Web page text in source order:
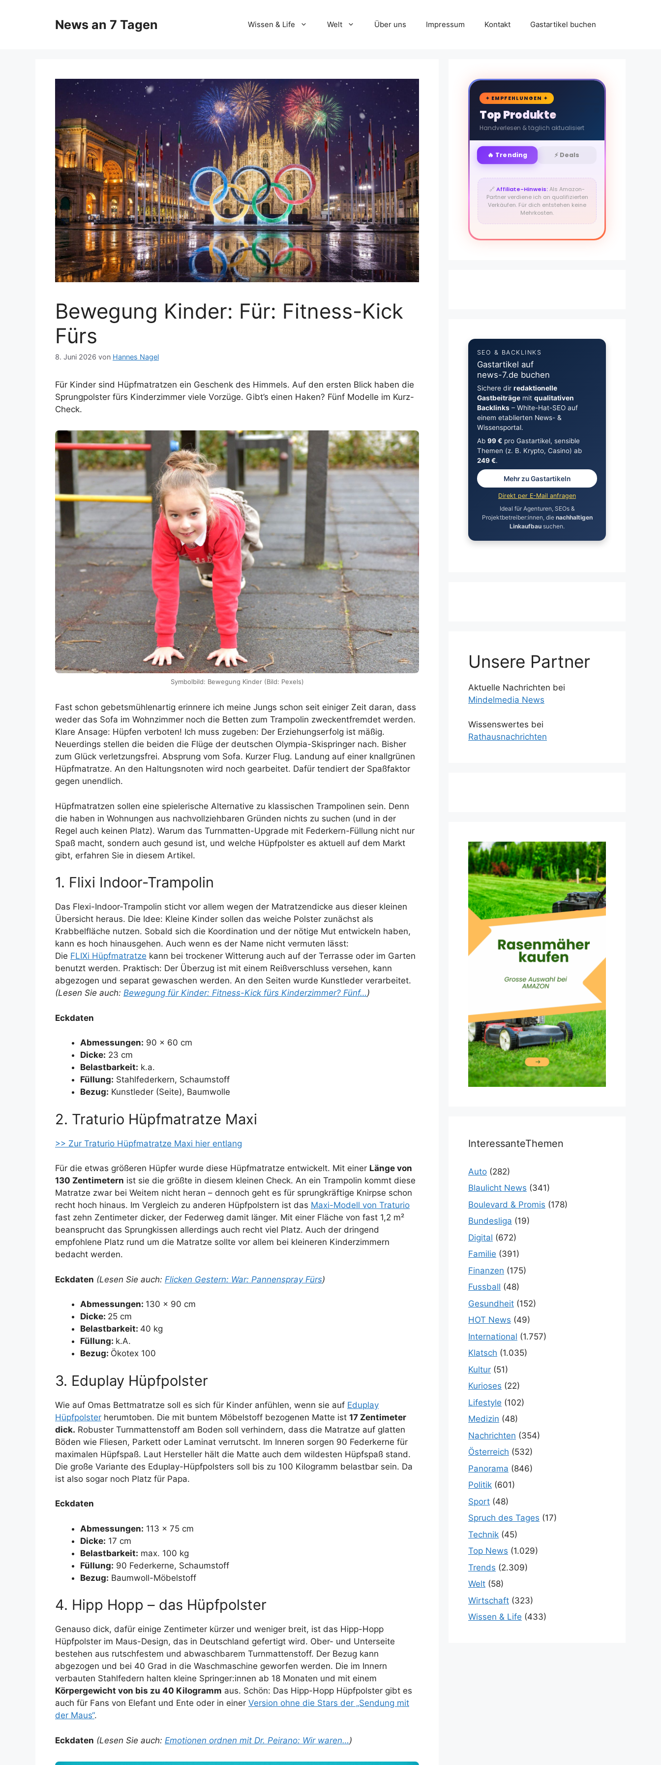
News an 7 Tagen Wissen & Life Welt Über uns Impressum Kontakt Gastartikel buchen
Bewegung Kinder: Für: Fitness-Kick
Fürs
8. Juni 2026 von Hannes Nagel
Für Kinder sind Hüpfmatratzen ein Geschenk des Himmels. Auf den ersten Blick haben die
Sprungpolster fürs Kinderzimmer viele Vorzüge. Gibt’s einen Haken? Fünf Modelle im Kurz-
Check.
Symbolbild: Bewegung Kinder (Bild: Pexels)
Fast schon gebetsmühlenartig erinnere ich meine Jungs schon seit einiger Zeit daran, dass
weder das Sofa im Wohnzimmer noch die Betten zum Trampolin zweckentfremdet werden.
Klare Ansage: Hüpfen verboten! Ich muss zugeben: Der Erziehungserfolg ist mäßig.
Neuerdings stellen die beiden die Flüge der deutschen Olympia-Skispringer nach. Bisher
zum Glück verletzungsfrei. Absprung vom Sofa. Kurzer Flug. Landung auf einer knallgrünen
Hüpfmatratze. An den Haltungsnoten wird noch gearbeitet. Dafür tendiert der Spaßfaktor
gegen unendlich.
Hüpfmatratzen sollen eine spielerische Alternative zu klassischen Trampolinen sein. Denn
die haben in Wohnungen aus nachvollziehbaren Gründen nichts zu suchen (und in der
Regel auch keinen Platz). Warum das Turnmatten-Upgrade mit Federkern-Füllung nicht nur
Spaß macht, sondern auch gesund ist, und welche Hüpfpolster es aktuell auf dem Markt
gibt, erfahren Sie in diesem Artikel.
1. Flixi Indoor-Trampolin
Das Flexi-Indoor-Trampolin sticht vor allem wegen der Matratzendicke aus dieser kleinen
Übersicht heraus. Die Idee: Kleine Kinder sollen das weiche Polster zunächst als
Krabbelfläche nutzen. Sobald sich die Koordination und der nötige Mut entwickeln haben,
kann es hoch hinausgehen. Auch wenn es der Name nicht vermuten lässt:
Die FLIXi Hüpfmatratze kann bei trockener Witterung auch auf der Terrasse oder im Garten
benutzt werden. Praktisch: Der Überzug ist mit einem Reißverschluss versehen, kann
abgezogen und separat gewaschen werden. An den Seiten wurde Kunstleder verarbeitet.
(Lesen Sie auch: Bewegung für Kinder: Fitness-Kick fürs Kinderzimmer? Fünf…)
Eckdaten
Abmessungen: 90 x 60 cm
Dicke: 23 cm
Belastbarkeit: k.a.
Füllung: Stahlfederkern, Schaumstoff
Bezug: Kunstleder (Seite), Baumwolle
2. Traturio Hüpfmatratze Maxi
>> Zur Traturio Hüpfmatratze Maxi hier entlang
Für die etwas größeren Hüpfer wurde diese Hüpfmatratze entwickelt. Mit einer Länge von
130 Zentimetern ist sie die größte in diesem kleinen Check. An ein Trampolin kommt diese
Matratze zwar bei Weitem nicht heran – dennoch geht es für sprungkräftige Knirpse schon
recht hoch hinaus. Im Vergleich zu anderen Hüpfpolstern ist das Maxi-Modell von Traturio
fast zehn Zentimeter dicker, der Federweg damit länger. Mit einer Fläche von fast 1,2 m²
beansprucht das Sprungkissen allerdings auch recht viel Platz. Auch der dringend
empfohlene Platz rund um die Matratze sollte vor allem bei kleineren Kinderzimmern
bedacht werden.
Eckdaten (Lesen Sie auch: Flicken Gestern: War: Pannenspray Fürs)
Abmessungen: 130 x 90 cm
Dicke: 25 cm
Belastbarkeit: 40 kg
Füllung: k.A.
Bezug: Ökotex 100
3. Eduplay Hüpfpolster
Wie auf Omas Bettmatratze soll es sich für Kinder anfühlen, wenn sie auf Eduplay
Hüpfpolster herumtoben. Die mit buntem Möbelstoff bezogenen Matte ist 17 Zentimeter
dick. Robuster Turnmattenstoff am Boden soll verhindern, dass die Matratze auf glatten
Böden wie Fliesen, Parkett oder Laminat verrutscht. Im Inneren sorgen 90 Federkerne für
maximalen Hüpfspaß. Laut Hersteller hält die Matte auch dem wildesten Hüpfspaß stand.
Die große Variante des Eduplay-Hüpfpolsters soll bis zu 100 Kilogramm belastbar sein. Da
ist also sogar noch Platz für Papa.
Eckdaten
Abmessungen: 113 x 75 cm
Dicke: 17 cm
Belastbarkeit: max. 100 kg
Füllung: 90 Federkerne, Schaumstoff
Bezug: Baumwoll-Möbelstoff
4. Hipp Hopp – das Hüpfpolster
Genauso dick, dafür einige Zentimeter kürzer und weniger breit, ist das Hipp-Hopp
Hüpfpolster im Maus-Design, das in Deutschland gefertigt wird. Ober- und Unterseite
bestehen aus rutschfestem und abwaschbarem Turnmattenstoff. Der Bezug kann
abgezogen und bei 40 Grad in die Waschmaschine geworfen werden. Die im Innern
verbauten Stahlfedern halten kleine Springer:innen ab 18 Monaten und mit einem
Körpergewicht von bis zu 40 Kilogramm aus. Schön: Das Hipp-Hopp Hüpfpolster gibt es
auch für Fans von Elefant und Ente oder in einer Version ohne die Stars der „Sendung mit
der Maus“.
Eckdaten (Lesen Sie auch: Emotionen ordnen mit Dr. Peirano: Wir waren…)
🛒
✦ EMPFEHLUNGEN ✦
Top Produkte
Handverlesen & täglich aktualisiert
🔥 Trending ⚡ Deals
🔗Affiliate-Hinweis:Als Amazon-
Partner verdiene ich an qualifizierten
Verkäufen. Für dich entstehen keine
Mehrkosten.
SEO & BACKLINKS
Gastartikel auf
news-7.de buchen
Sichere dir redaktionelle
Gastbeiträgemit qualitativen
Backlinks– White-Hat-SEO auf
einem etablierten News- &
Wissensportal.
Ab 99 €pro Gastartikel, sensible
Themen (z. B. Krypto, Casino) ab
249 €.
Mehr zu Gastartikeln
Direkt per E-Mail anfragen
Ideal für Agenturen, SEOs &
Projektbetreiber:innen, die nachhaltigen
Linkaufbau suchen.
Unsere Partner
Aktuelle Nachrichten bei
Mindelmedia News
Wissenswertes bei
Rathausnachrichten
InteressanteThemen
Auto (282)
Blaulicht News (341)
Boulevard & Promis (178)
Bundesliga (19)
Digital (672)
Familie (391)
Finanzen (175)
Fussball (48)
Gesundheit (152)
HOT News (49)
International (1.757)
Klatsch (1.035)
Kultur (51)
Kurioses (22)
Lifestyle (102)
Medizin (48)
Nachrichten (354)
Österreich (532)
Panorama (846)
Politik (601)
Sport (48)
Spruch des Tages (17)
Technik (45)
Top News (1.029)
Trends (2.309)
Welt (58)
Wirtschaft (323)
Wissen & Life (433)